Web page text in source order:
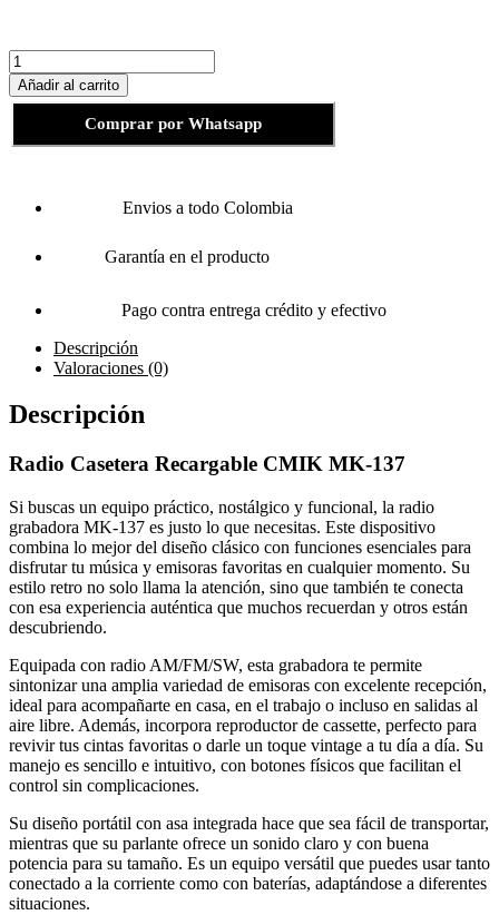
Radio
Casetera
Recargable
Añadir al carrito
Comprar por Whatsapp
Envios a todo Colombia
Garantía en el producto
Pago contra entrega crédito y efectivo
Descripción
Valoraciones (0)
Descripción
Radio Casetera Recargable CMIK MK-137
Si buscas un equipo práctico, nostálgico y funcional, la radio
grabadora MK-137 es justo lo que necesitas. Este dispositivo
combina lo mejor del diseño clásico con funciones esenciales para
disfrutar tu música y emisoras favoritas en cualquier momento. Su
estilo retro no solo llama la atención, sino que también te conecta
con esa experiencia auténtica que muchos recuerdan y otros están
descubriendo.
Equipada con radio AM/FM/SW, esta grabadora te permite
sintonizar una amplia variedad de emisoras con excelente recepción,
ideal para acompañarte en casa, en el trabajo o incluso en salidas al
aire libre. Además, incorpora reproductor de cassette, perfecto para
revivir tus cintas favoritas o darle un toque vintage a tu día a día. Su
manejo es sencillo e intuitivo, con botones físicos que facilitan el
control sin complicaciones.
Su diseño portátil con asa integrada hace que sea fácil de transportar,
mientras que su parlante ofrece un sonido claro y con buena
potencia para su tamaño. Es un equipo versátil que puedes usar tanto
conectado a la corriente como con baterías, adaptándose a diferentes
situaciones.